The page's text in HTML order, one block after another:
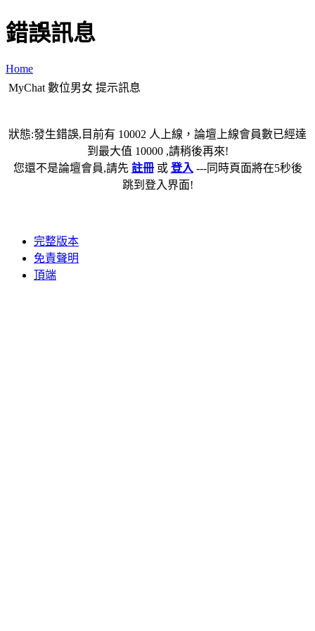
錯誤訊息
Home
MyChat 數位男女 提示訊息
狀態:發生錯誤,目前有 10002 人上線，論壇上線會員數已經達
到最大值 10000 ,請稍後再來!
您還不是論壇會員,請先 註冊或 登入 ---同時頁面將在5秒後
跳到登入界面!
完整版本
免責聲明
頂端